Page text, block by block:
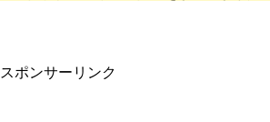
スポンサーリンク